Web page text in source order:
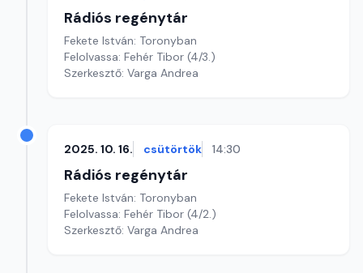
Rádiós regénytár
Fekete István: Toronyban
Felolvassa: Fehér Tibor (4/3.)
Szerkesztő: Varga Andrea
2025. 10. 16. csütörtök 14:30
Rádiós regénytár
Fekete István: Toronyban
Felolvassa: Fehér Tibor (4/2.)
Szerkesztő: Varga Andrea